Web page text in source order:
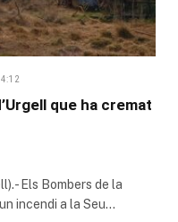
que ha cremat
Els Bombers de la
incendi a la Seu…